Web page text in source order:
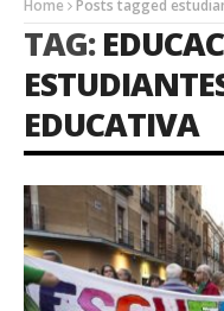
Home Posts tagged
TAG:
EDUCATIVA